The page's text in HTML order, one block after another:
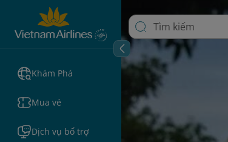
Khám Phá
Mua vé
Dịch vụ bổ trợ